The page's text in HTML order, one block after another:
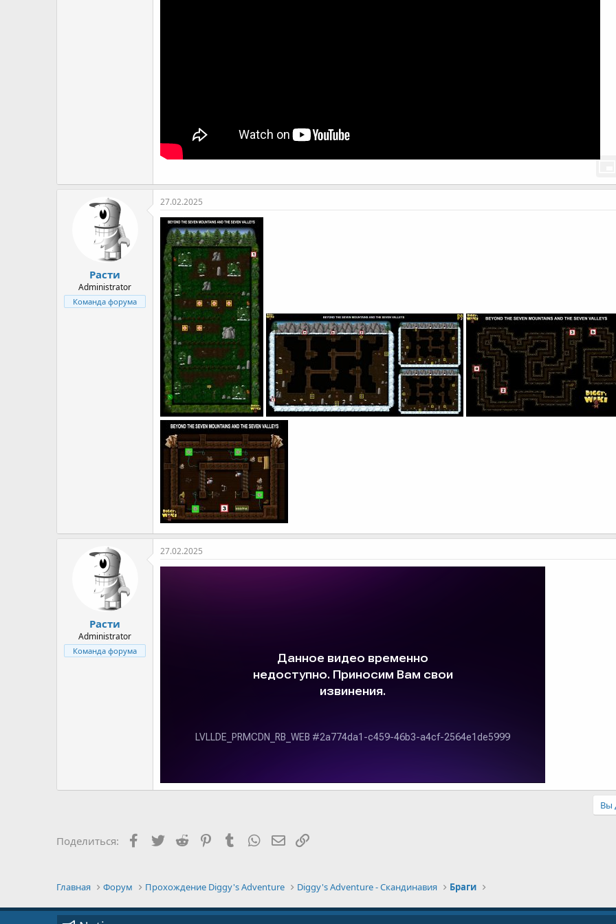
Расти
Administrator
Команда форума
27.02.2025
Расти
Administrator
Команда форума
27.02.2025
Вы
Поделиться: Facebook
Twitter Reddit PinterestTumblrWhatsApp
E-mail
Главная Форум Прохождение Diggy's Adventure Diggy's Adventure - Скандинавия Браги